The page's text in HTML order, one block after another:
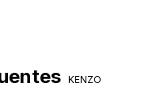
KENZO